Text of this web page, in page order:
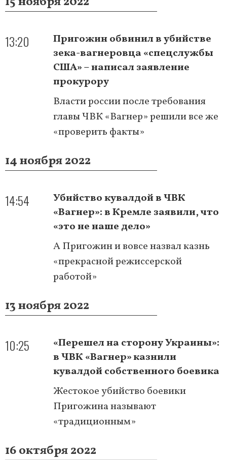
13:20
Пригожин обвинил в убийстве
зека-вагнеровца «спецслужбы
США» – написал заявление
прокурору
Власти россии после требования
главы ЧВК «Вагнер» решили все же
«проверить факты»
14 ноября 2022
14:54
Убийство кувалдой в ЧВК
«Вагнер»: в Кремле заявили, что
«это не наше дело»
А Пригожин и вовсе назвал казнь
«прекрасной режиссерской
работой»
13 ноября 2022
10:25
«Перешел на сторону Украины»:
в ЧВК «Вагнер» казнили
кувалдой собственного боевика
Жестокое убийство боевики
Пригожина называют
«традиционным»
16 октября 2022